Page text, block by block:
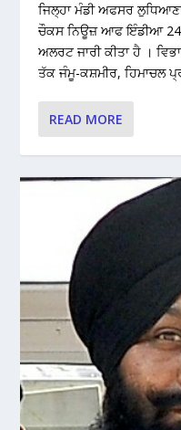
ਜਿਲ੍ਹਾ ਮੰਡੀ ਅਫਸਰ
ਚੌਕਸ ਨਿਊਜ਼ ਆਫ ਇੰਡੀਆ
ਅਲਰਟ ਜਾਰੀ ਕੀਤਾ ਹੈ ।
ਤੱਕ ਜੰਮੂ-ਕਸ਼ਮੀਰ, ਹਿਮਾਚਲ
READ MORE